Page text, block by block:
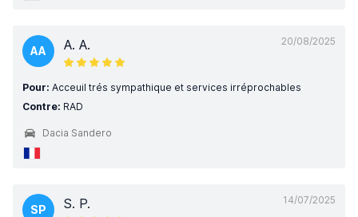
20/08/2025
AA A. A.
Pour: Acceuil trés sympathique et services irréprochables
Contre: RAD
Dacia Sandero
14/07/2025
SP S. P.